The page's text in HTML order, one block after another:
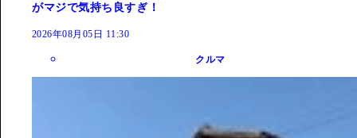
がマジで気持ち良すぎ！
2026年08月05日 11:30
クルマ